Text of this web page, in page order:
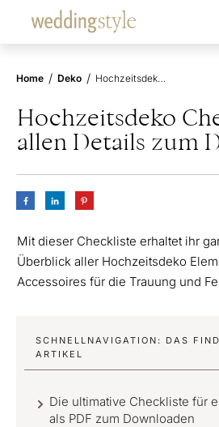
Home / Deko / Hochzeitsdeko Checkliste mit allen Details zum Downloaden
Hochzeitsdeko
allen Details zum
Mit dieser Checkliste erhaltet ihr
Überblick aller Hochzeitsdeko
Accessoires für die Trauung und
SCHNELLNAVIGATION: DAS
ARTIKEL
Die ultimative Checkliste für
als PDF zum Downloaden